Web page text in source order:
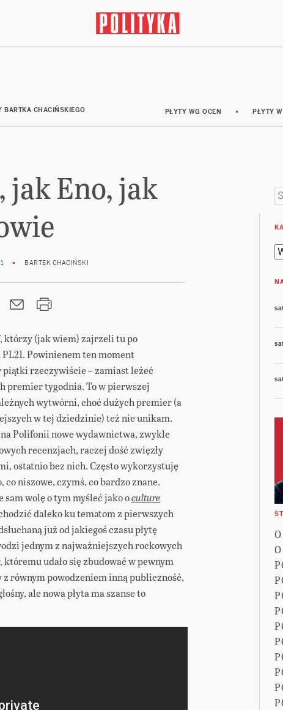
BARTKA CHACIŃSKIEGO PŁYTY WG OCEN PŁYTY
jak Eno, jak
BARTEK CHACIŃSKI
którzy (jak wiem) zajrzeli tu po
Powinienem ten moment
rzeczywiście – zamiast leżeć
premier tygodnia. To w pierwszej
wytwórni, choć dużych premier (a
w tej dziedzinie) też nie unikam.
Polifonii nowe wydawnictwa, zwykle
recenzjach, raczej dość zwięzły
ostatnio bez nich. Często wykorzystuję
niszowe, czymś, co bardzo znane.
sam wolę o tym myśleć jako oculture
daleko ku tematom z pierwszych
już od jakiegoś czasu płytę
jednym z najważniejszych rockowych
udało się zbudować w pewnym
równym powodzeniem inną publiczność,
ale nowa płyta ma szanse to